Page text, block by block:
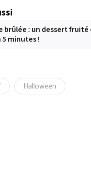
brûlée : un dessert
minutes !
Halloween